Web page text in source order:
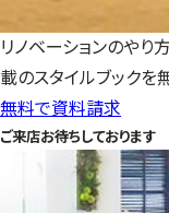
リノベーションのやり
載のスタイルブックを
無料で資料請求
ご来店お待ちしております